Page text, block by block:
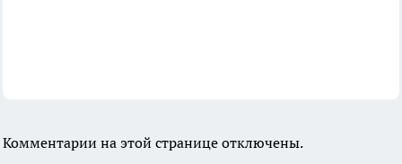
Комментарии на этой странице отключены.